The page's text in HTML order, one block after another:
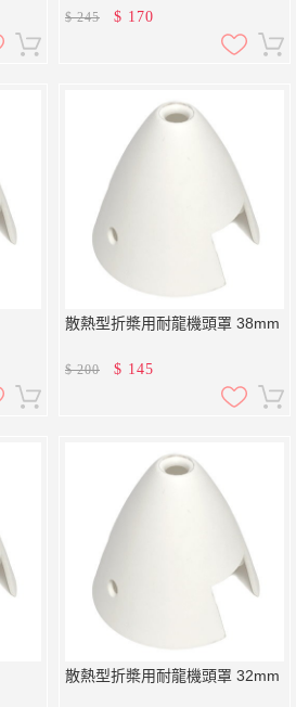
$245 $ 170
散熱型折槳用耐龍機頭罩 38mm
$200 $ 145
散熱型折槳用耐龍機頭罩 32mm